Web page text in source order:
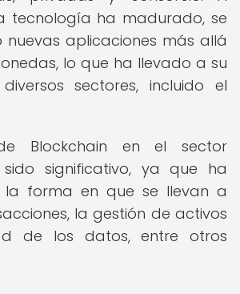
tecnología ha madurado, se
nuevas aplicaciones más allá
lo que ha llevado a su
sectores, incluido el
Blockchain en el sector
significativo, ya que ha
la forma en que se llevan a
la gestión de activos
de los datos, entre otros